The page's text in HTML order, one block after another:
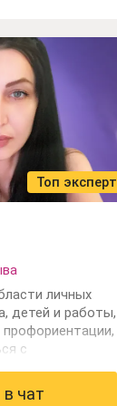
Владею
работы с
Топ эксперт
личных
детей и работы,
с
в чат